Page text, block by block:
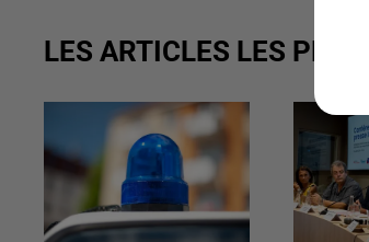
LES ARTICLES LES PLUS